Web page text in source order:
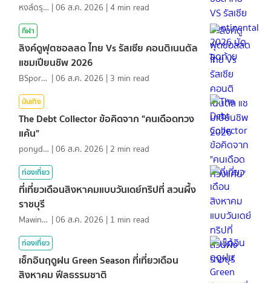
หงส์ดรุณ |06 ส.ค. 2026 |4 min read
กีฬา
ลิงค์ดูฟุตซอลสด ไทย Vs รัสเซีย คอนติเนนตัล
แชมเปียนชิพ 2026
BSports8 |06 ส.ค. 2026 | 3 min read
บันเทิง
The Debt Collector ข้อคิดจาก "คนเดือดทวง
แค้น"
ponydiary |06 ส.ค. 2026 | 2 min read
ท่องเที่ยว
ที่เที่ยวเดือนสิงหาคมแบบวันเดย์ทริปที่ สวนผึ้ง
ราชบุรี
MawinMatravel |06 ส.ค. 2026 | 1 min read
ท่องเที่ยว
เช็กอินฤดูฝน Green Season ที่เที่ยวเดือน
สิงหาคม ฟีลธรรมชาติ